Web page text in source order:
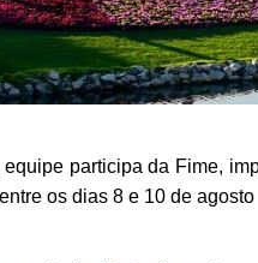
participa da Fime,
os dias 8 e 10 de agosto